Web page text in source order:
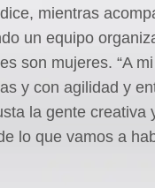
mientras
un equipo
son mujeres. “A
y con agilidad y
la gente creativa
lo que vamos a